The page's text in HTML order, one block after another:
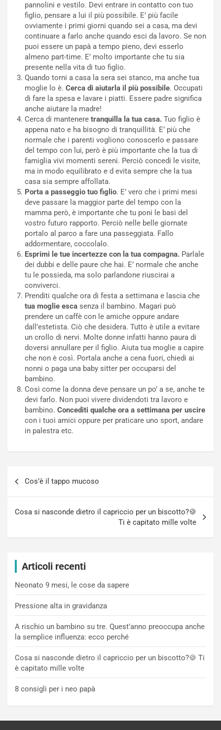
pannolini e vestilo. Devi entrare in contatto con tuo
figlio, pensare a lui il più possibile. E’ più facile
ovviamente i primi giorni quando sei a casa, ma devi
continuare a farlo anche quando esci da lavoro. Se non
puoi essere un papà a tempo pieno, devi esserlo
almeno part-time. E’ molto importante che tu sia
presente nella vita di tuo figlio.
Quando torni a casa la sera sei stanco, ma anche tua
moglie lo è. Cerca di aiutarla il più possibile. Occupati
di fare la spesa e lavare i piatti. Essere padre significa
anche aiutare la madre!
Cerca di mantenere tranquilla la tua casa. Tuo figlio è
appena nato e ha bisogno di tranquillità. E’ più che
normale che i parenti vogliono conoscerlo e passare
del tempo con lui, però è più importante che la tua di
famiglia vivi momenti sereni. Perciò concedi le visite,
ma in modo equilibrato e d evita sempre che la tua
casa sia sempre affollata.
Porta a passeggio tuo figlio. E’ vero che i primi mesi
deve passare la maggior parte del tempo con la
mamma però, è importante che tu poni le basi del
vostro futuro rapporto. Perciò nelle belle giornate
portalo al parco a fare una passeggiata. Fallo
addormentare, coccolalo.
Esprimi le tue incertezze con la tua compagna. Parlale
dei dubbi e delle paure che hai. E’ normale che anche
tu le possieda, ma solo parlandone riuscirai a
conviverci.
Prenditi qualche ora di festa a settimana e lascia che
tua moglie esca senza il bambino. Magari può
prendere un caffè con le amiche oppure andare
dall’estetista. Ciò che desidera. Tutto è utile a evitare
un crollo di nervi. Molte donne infatti hanno paura di
doversi annullare per il figlio. Aiuta tua moglie a capire
che non è così. Portala anche a cena fuori, chiedi ai
nonni o paga una baby sitter per occuparsi del
bambino.
Così come la donna deve pensare un po’ a se, anche te
devi farlo. Non puoi vivere dividendoti tra lavoro e
bambino. Concediti qualche ora a settimana per uscire
con i tuoi amici oppure per praticare uno sport, andare
in palestra etc.
Cos’è il tappo mucoso
Cosa si nasconde dietro il capriccio per un biscotto?🍪
Ti è capitato mille volte
Articoli recenti
Neonato 9 mesi, le cose da sapere
Pressione alta in gravidanza
A rischio un bambino su tre. Quest’anno preoccupa anche
la semplice influenza: ecco perché
Cosa si nasconde dietro il capriccio per un biscotto?🍪 Ti
è capitato mille volte
8 consigli per i neo papà